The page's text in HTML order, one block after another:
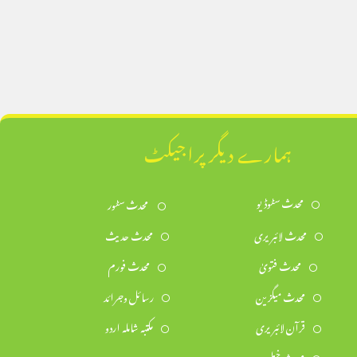
ہمارے دیگر پراجیکٹ
محدث سٹوڈیو
محدث سٹور
محدث لائبریری
محدث حدیث
محدث فتویٰ
محدث فورم
محدث میگزین
رسائل وجرائد
قرآن لائبریری
مکتبہ شاملہ اردو